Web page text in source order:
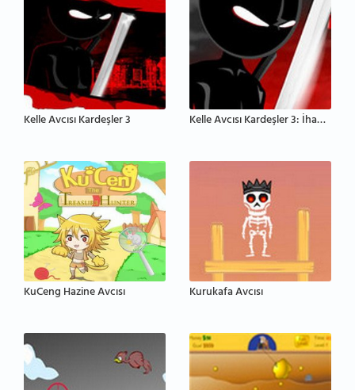
Kelle Avcısı Kardeşler 3 Kelle Avcısı Kardeşler 3: İhanet
KuCeng Hazine Avcısı Kurukafa Avcısı